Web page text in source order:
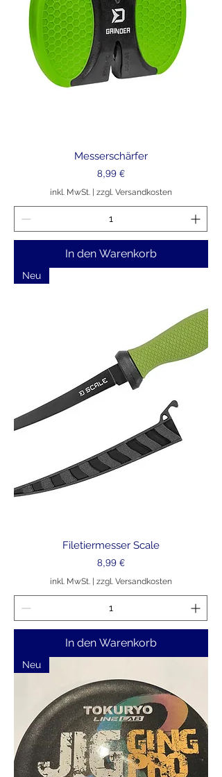
Messerschärfer
Preis
8,99 €
inkl. MwSt. zzgl. Versandkosten
In den Warenkorb
Neu
Filetiermesser Scale
Preis
8,99 €
inkl. MwSt. zzgl. Versandkosten
In den Warenkorb
Neu